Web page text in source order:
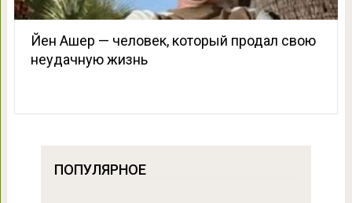
Йен Ашер — человек, который продал свою
неудачную жизнь
ПОПУЛЯРНОЕ